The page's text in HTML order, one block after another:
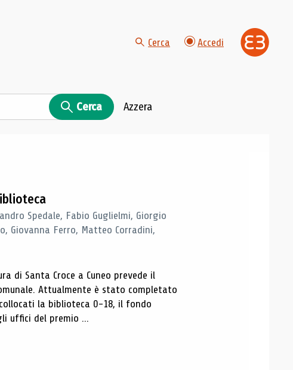
Cerca Accedi
Cerca Azzera
Spedale, Fabio Guglielmi, Giorgio
Giovanna Ferro, Matteo Corradini,
di Santa Croce a Cuneo prevede il
Attualmente è stato completato
la biblioteca 0-18, il fondo
uffici del premio ...